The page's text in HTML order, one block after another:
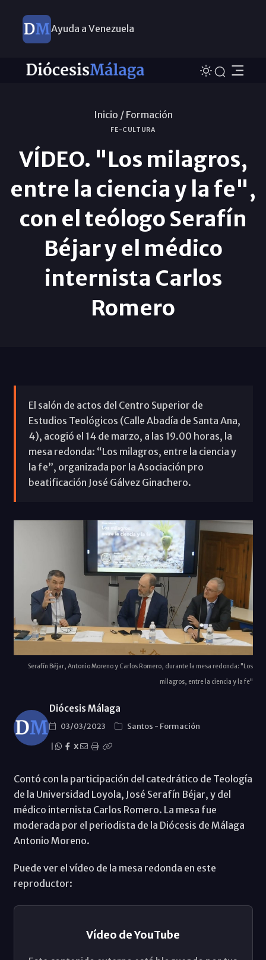
Ayuda a Venezuela
Inicio / Formación
FE-CULTURA
VÍDEO. "Los milagros,
entre la ciencia y la fe",
con el teólogo Serafín
Béjar y el médico
internista Carlos
Romero
El salón de actos del Centro Superior de
Estudios Teológicos (Calle Abadía de Santa Ana,
4), acogió el 14 de marzo, a las 19.00 horas, la
mesa redonda: “Los milagros, entre la ciencia y
la fe”, organizada por la Asociación pro
beatificación José Gálvez Ginachero.
Serafín Béjar, Antonio Moreno y Carlos Romero, durante la mesa redonda: "Los
milagros, entre la ciencia y la fe"
Diócesis Málaga
03/03/2023 Santos - Formación
X
Contó con la participación del catedrático de Teología
de la Universidad Loyola, José Serafín Béjar, y del
médico internista Carlos Romero. La mesa fue
moderada por el periodista de la Diócesis de Málaga
Antonio Moreno.
Puede ver el vídeo de la mesa redonda en este
reproductor:
Vídeo de YouTube